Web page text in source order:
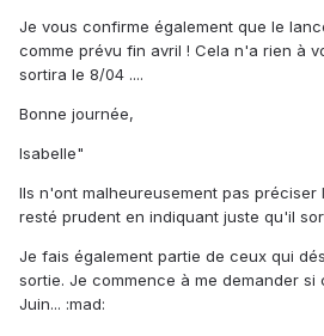
Je vous confirme également que le
comme prévu fin avril ! Cela n'a rien à
sortira le 8/04 ....
Bonne journée,
Isabelle"
Ils n'ont malheureusement pas
resté prudent en indiquant juste qu'il
Je fais également partie de ceux qui
sortie. Je commence à me demander
Juin... :mad: